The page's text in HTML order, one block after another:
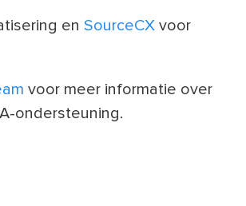
en SourceCX voor
voor meer informatie over
ondersteuning.